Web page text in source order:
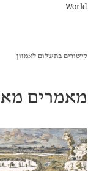
World
קישורים בתשלום לאמזון
מאמרים